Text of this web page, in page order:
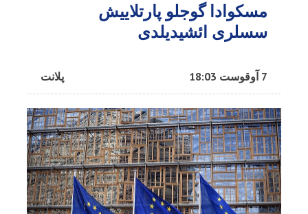
مسکوادا گوجلو پارتلاییش
سسلری ائشیدیلدی
پلانت 7 آوقوست 18:03